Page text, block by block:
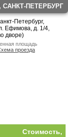
ПЕТЕРБУРГ
Петербург,
Ефимова, д. 1/4,
дворе)
площадь
проезда
Стоимость,